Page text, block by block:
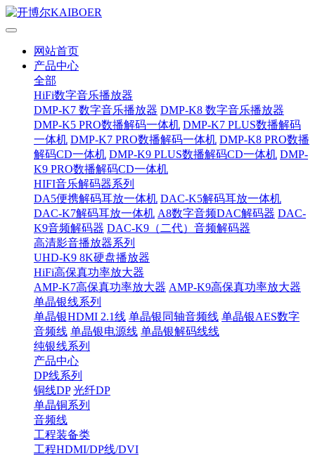
网站首页
产品中心
全部
HiFi数字音乐播放器
DMP-K7 数字音乐播放器 DMP-K8 数字音乐播放器
DMP-K5 PRO数播解码一体机 DMP-K7 PLUS数播解码
一体机 DMP-K7 PRO数播解码一体机 DMP-K8 PRO数播
解码CD一体机 DMP-K9 PLUS数播解码CD一体机 DMP-
K9 PRO数播解码CD一体机
HIFI音乐解码器系列
DA5便携解码耳放一体机 DAC-K5解码耳放一体机
DAC-K7解码耳放一体机 A8数字音频DAC解码器 DAC-
K9音频解码器 DAC-K9（二代）音频解码器
高清影音播放器系列
UHD-K9 8K硬盘播放器
HiFi高保真功率放大器
AMP-K7高保真功率放大器 AMP-K9高保真功率放大器
单晶银线系列
单晶银HDMI 2.1线 单晶银同轴音频线 单晶银AES数字
音频线 单晶银电源线 单晶银解码线线
纯银线系列
产品中心
DP线系列
铜线DP 光纤DP
单晶铜系列
音频线
工程装备类
工程HDMI/DP线/DVI